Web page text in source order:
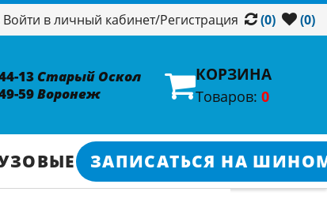
Войти в личный кабинет/Регистрация (0) (0)
13 Старый Оскол
59Воронеж
КОРЗИНА
Товаров: 0
ЗАПИСАТЬСЯ НА